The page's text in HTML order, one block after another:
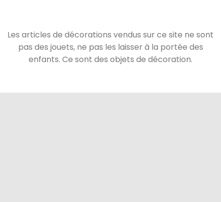
Les articles de décorations vendus sur ce site ne sont
pas des jouets, ne pas les laisser à la portée des
enfants. Ce sont des objets de décoration.